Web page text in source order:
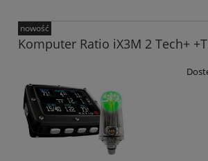
Komputer Ratio iX3M 2 Tech+
nowość